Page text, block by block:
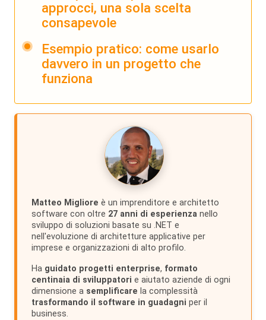
approcci, una sola scelta
consapevole
Esempio pratico: come usarlo
davvero in un progetto che
funziona
Matteo Migliore è un imprenditore e architetto
software con oltre 27 anni di esperienza nello
sviluppo di soluzioni basate su .NET e
nell'evoluzione di architetture applicative per
imprese e organizzazioni di alto profilo.
Ha guidato progetti enterprise, formato
centinaia di sviluppatori e aiutato aziende di ogni
dimensione a semplificare la complessità
trasformando il software in guadagni per il
business.